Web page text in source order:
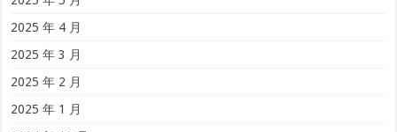
2025 年 4 月
2025 年 3 月
2025 年 2 月
2025 年 1 月